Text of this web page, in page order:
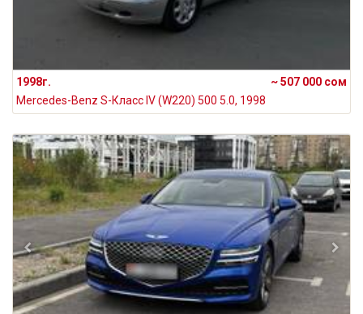
1998г.
~ 507 000 сом
Mercedes-Benz S-Класс IV (W220) 500 5.0, 1998